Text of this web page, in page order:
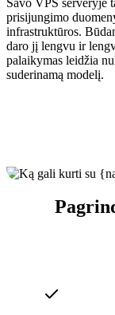
prisijungimo
infrastruktūros.
daro jį lengvu ir
palaikymas leidžia
suderinamą modelį.